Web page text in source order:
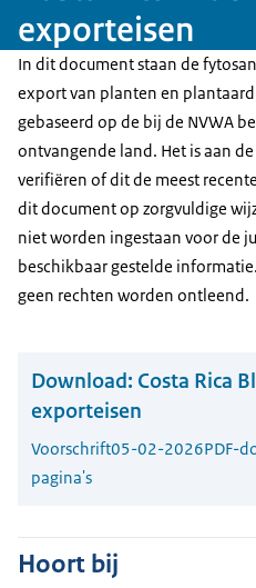
exporteisen
In dit document staan de
export van planten en
gebaseerd op de bij de NVWA
ontvangende land. Het is aan
verifiëren of dit de meest
dit document op zorgvuldige
niet worden ingestaan voor de
beschikbaar gestelde
geen rechten worden ontleend.
Download: Costa Rica
exporteisen
Voorschrift05-02-2026PDF-
pagina's
Hoort bij